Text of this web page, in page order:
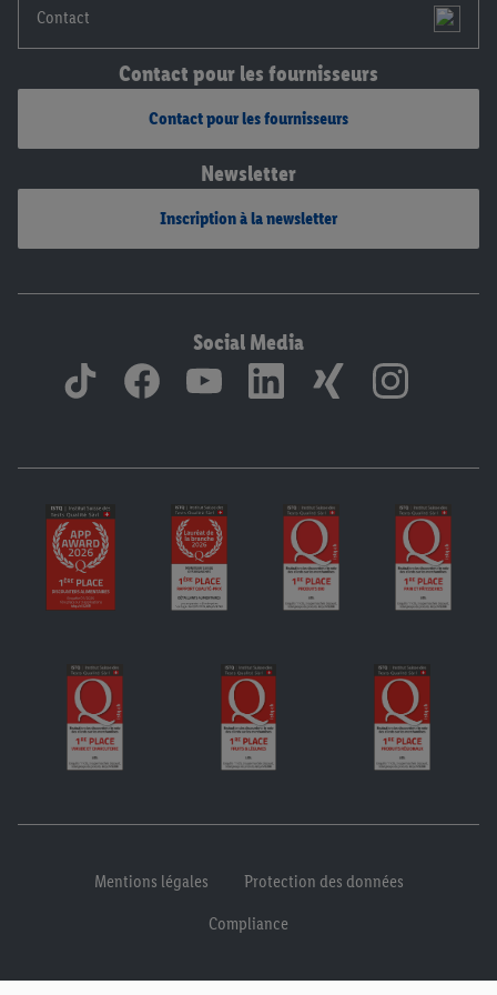
Contact
Contact pour les fournisseurs
Contact pour les fournisseurs
Newsletter
Inscription à la newsletter
Social Media
Mentions légales
Protection des données
Compliance